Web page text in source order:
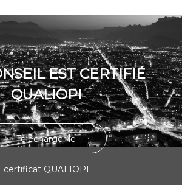
EST CERTIFIÉ
QUALIOPI
Télécharger le
certificat QUALIOPI